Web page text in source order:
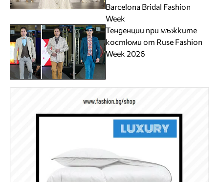
Barcelona Bridal Fashion
Week
Тенденции при мъжките
костюми от Ruse Fashion
Week 2026